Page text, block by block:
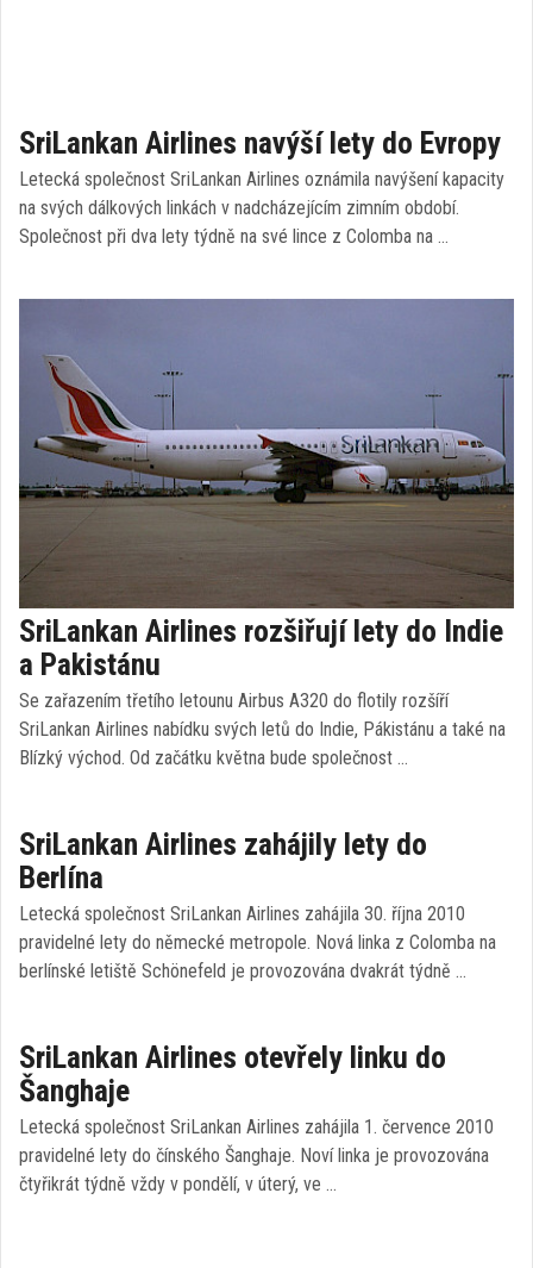
SriLankan Airlines navýší lety do Evropy
Letecká společnost SriLankan Airlines oznámila navýšení kapacity
na svých dálkových linkách v nadcházejícím zimním období.
Společnost při dva lety týdně na své lince z Colomba na …
SriLankan Airlines rozšiřují lety do Indie
a Pakistánu
Se zařazením třetího letounu Airbus A320 do flotily rozšíří
SriLankan Airlines nabídku svých letů do Indie, Pákistánu a také na
Blízký východ. Od začátku května bude společnost …
SriLankan Airlines zahájily lety do
Berlína
Letecká společnost SriLankan Airlines zahájila 30. října 2010
pravidelné lety do německé metropole. Nová linka z Colomba na
berlínské letiště Schönefeld je provozována dvakrát týdně …
SriLankan Airlines otevřely linku do
Šanghaje
Letecká společnost SriLankan Airlines zahájila 1. července 2010
pravidelné lety do čínského Šanghaje. Noví linka je provozována
čtyřikrát týdně vždy v pondělí, v úterý, ve …